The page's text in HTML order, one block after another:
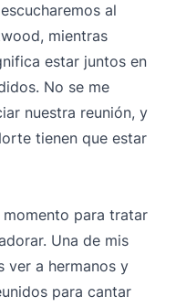
al
mientras
estar juntos en
No se me
nuestra reunión, y
tienen que estar
momento para tratar
Una de mis
ver a hermanos y
para cantar